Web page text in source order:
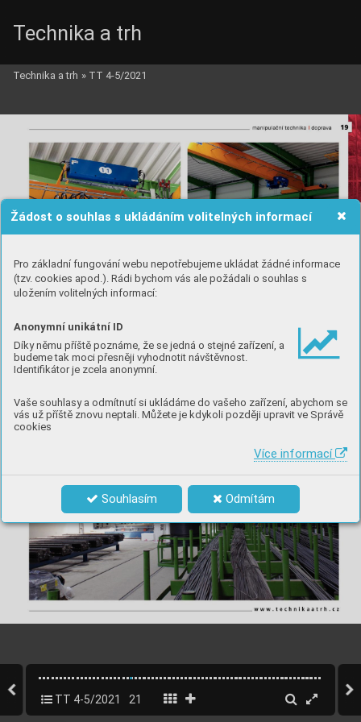
Žádost o souhlas s ukládáním volitelných informací
Pro základní fungování webu nepotřebujeme ukládat žádné informace
(tzv. cookies apod.). Rádi bychom vás ale požádali o souhlas s
uložením volitelných informací:
Anonymní unikátní ID
Díky němu příště poznáme, že se jedná o stejné zařízení, a
budeme tak moci přesněji vyhodnotit návštěvnost.
Identifikátor je zcela anonymní.
Vaše souhlasy a odmítnutí si ukládáme do vašeho zařízení, abychom se
vás už příště znovu neptali. Můžete je kdykoli později upravit ve Správě
cookies
Více informací
Souhlasím Odmítám
Technika a trh
Technika a trh » TT 4-5/2021
TT 4-5/2021 21